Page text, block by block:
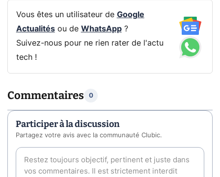
Vous êtes un utilisateur de Google
Actualitésou de WhatsApp?
Suivez-nous pour ne rien rater de l'actu
tech !
Commentaires 0
Participer à la discussion
Partagez votre avis avec la communauté Clubic.